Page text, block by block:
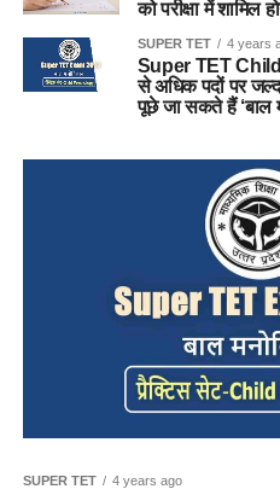
को परीक्षा में
SUPER TET 4 years
Super TET
से अधिक पदों पर जल्द
पूछे जा सकते हैं ‘बाल
SUPER TET 4 years ago